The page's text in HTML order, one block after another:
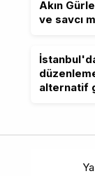
Akın
ve savcı
alternatif